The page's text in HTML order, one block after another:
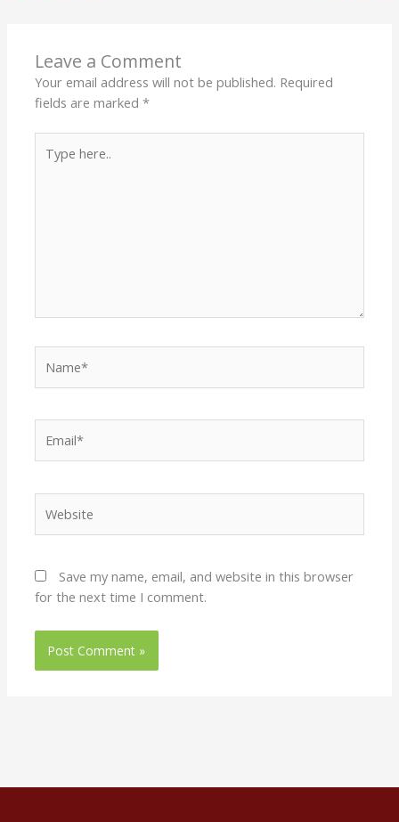
Leave a Comment
Your email address will not be published. Required
fields are marked*
here..
Save my name, email, and website in this browser
for the next time I comment.